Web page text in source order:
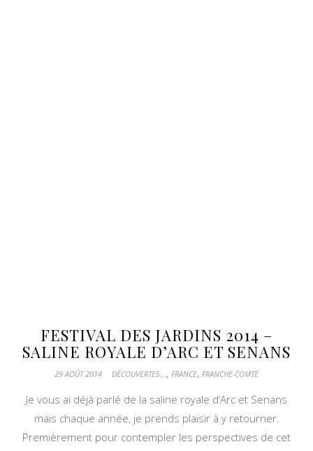
FESTIVAL DES JARDINS 2014 –
SALINE ROYALE D’ARC ET SENANS
29 AOÛT 2014 DÉCOUVERTES..., FRANCE, FRANCHE-COMTÉ
Je vous ai déjà parlé de la saline royale d’Arc et Senans
mais chaque année, je prends plaisir à y retourner.
Premièrement pour contempler les perspectives de cet